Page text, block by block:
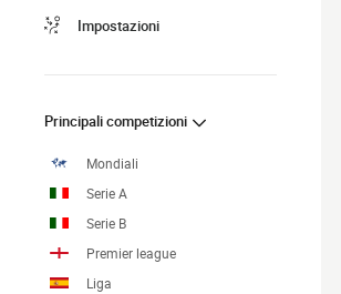
Impostazioni
Principali competizioni
Mondiali
Serie A
Serie B
Premier league
Liga